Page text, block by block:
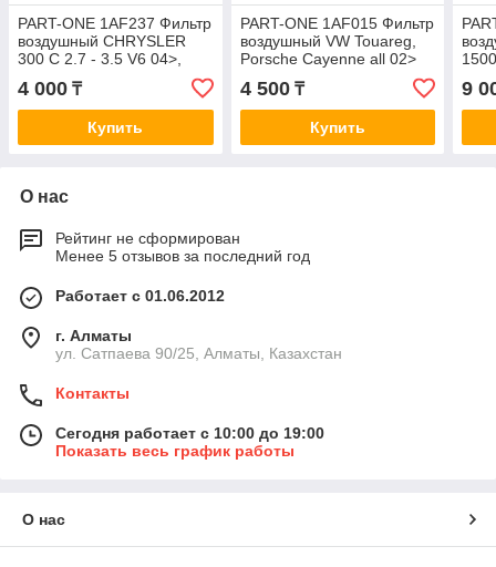
PART-ONE 1AF237 Фильтр
воздушный CHRYSLER
300 C 2.7 - 3.5 V6 04>,
DODGE CHARGER 3.5 V6
07> A0280
4 000 ₸
Купить
PART-ONE 1AF015 Фильтр
воздушный VW Touareg,
Porsche Cayenne all 02>
4 500₸
Купить
9
О нас
Рейтинг не сформирован
Менее 5 отзывов за последний год
Работает с 01.06.2012
г. Алматы
ул. Сатпаева 90/25, Алматы, Казахстан
Контакты
Сегодня работает с 10:00 до 19:00
Показать весь график работы
О нас